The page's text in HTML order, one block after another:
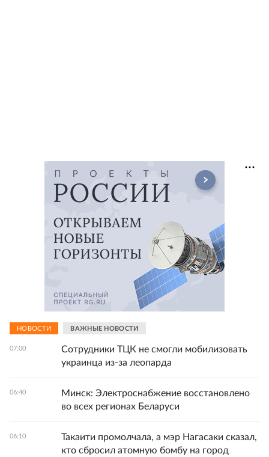
НОВОСТИ ВАЖНЫЕ НОВОСТИ
07:00
Сотрудники ТЦК не смогли мобилизовать
украинца из-за леопарда
06:40
Минск: Электроснабжение восстановлено
во всех регионах Беларуси
06:10
Такаити промолчала, а мэр Нагасаки сказал,
кто сбросил атомную бомбу на город